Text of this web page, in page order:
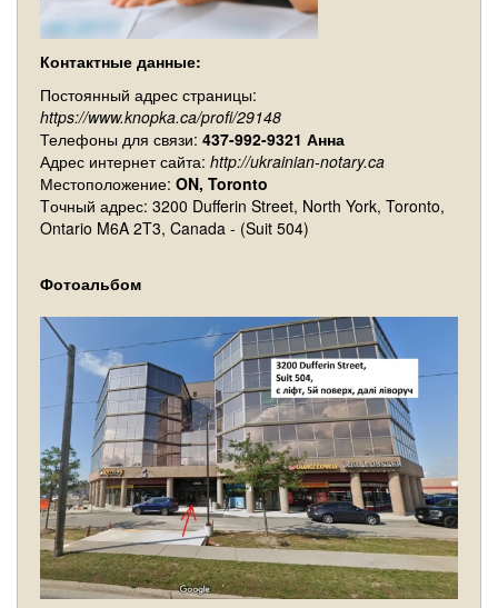
Контактные данные:
Постоянный адрес страницы:
https://www.knopka.ca/profi/29148
Телефоны для связи: 437-992-9321 Анна
Адрес интернет сайта: http://ukrainian-notary.ca
Местоположение: ON, Toronto
Tочный адрес: 3200 Dufferin Street, North York, Toronto,
Ontario M6A 2T3, Canada - (Suit 504)
Фотоальбом